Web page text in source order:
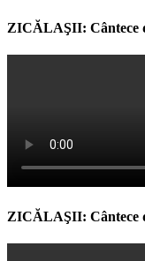
ZICĂLAŞII: Cântece
ZICĂLAŞII: Cântece